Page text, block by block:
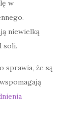
w
niewielką
soli.
sprawia, że są